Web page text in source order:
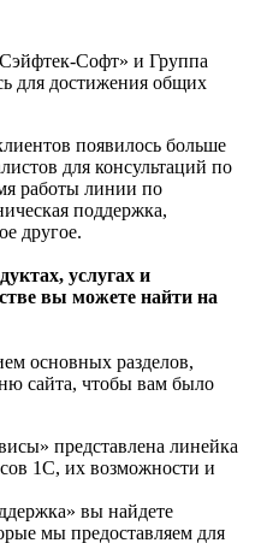
Софт» и Группа
для достижения общих
появилось больше
для консультаций по
работы линии по
поддержка,
другое.
услугах и
вы можете найти на
основных разделов,
сайта, чтобы вам было
представлена линейка
1С, их возможности и
вы найдете
мы предоставляем для